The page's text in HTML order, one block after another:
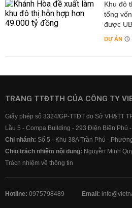
Khu đô
tổng
được
DỰ ÁN
TRANG TTĐTTH CỦA CÔNG TY
Giấy phép số 3324/GP-TTĐT do Sở VH&TT
Lầu 5 - Compa Building - 293 Điện Biên Phủ
Chi nhánh: Số 5 - Khu 38A Trần Phú -
Chịu trách nhiệm nội dung: Nguyễn Minh
Trách nhiệm về thông tin
Hotline: 0975798489 Email: